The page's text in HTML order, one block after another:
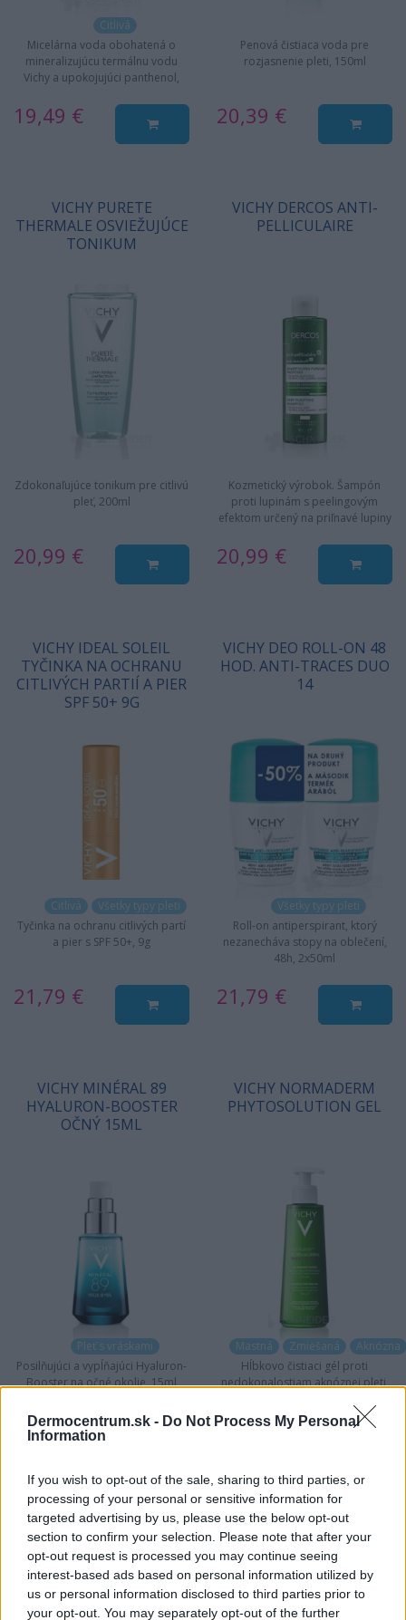
Dermocentrum.sk - Do Not Process My Personal
Information
If you wish to opt-out of the sale, sharing to third parties, or
processing of your personal or sensitive information for
targeted advertising by us, please use the below opt-out
section to confirm your selection. Please note that after your
opt-out request is processed you may continue seeing
interest-based ads based on personal information utilized by
us or personal information disclosed to third parties prior to
your opt-out. You may separately opt-out of the further
Citlivá
Micelárna voda obohatená o
mineralizujúcu termálnu vodu
Vichy a upokojujúci panthenol,
19,49 €
Penová čistiaca voda pre
rozjasnenie pleti, 150ml
20,39 €
VICHY PURETE
THERMALE OSVIEŽUJÚCE
TONIKUM
Zdokonaľujúce tonikum pre citlivú
pleť, 200ml
20,99 €
VICHY DERCOS ANTI-
PELLICULAIRE
Kozmetický výrobok. Šampón
proti lupinám s peelingovým
efektom určený na priľnavé lupiny
20,99 €
VICHY IDEAL SOLEIL
TYČINKA NA OCHRANU
CITLIVÝCH PARTIÍ A PIER
SPF 50+ 9G
Citlivá
Všetky typy pleti
Tyčinka na ochranu citlivých partí
a pier s SPF 50+, 9g
21,79 €
VICHY DEO ROLL-ON 48
HOD. ANTI-TRACES DUO
14
Všetky typy pleti
Roll-on antiperspirant, ktorý
nezanecháva stopy na oblečení,
48h, 2x50ml
21,79 €
VICHY MINÉRAL 89
HYALURON-BOOSTER
OČNÝ 15ML
Pleť s vráskami
Posilňujúci a vypĺňajúci Hyaluron-
Booster na očné okolie, 15ml
22,49 €
VICHY NORMADERM
PHYTOSOLUTION GEL
Mastná Zmiešaná
Aknózna
Hĺbkovo čistiaci gél proti
nedokonalostiam aknóznej pleti,
« 1 2 3